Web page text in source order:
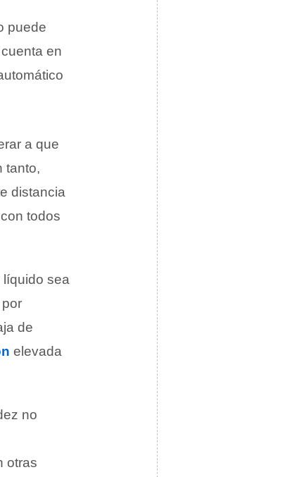
puede
en
a que
tanto,
distancia
todos
líquido sea
de
elevada
no
otras